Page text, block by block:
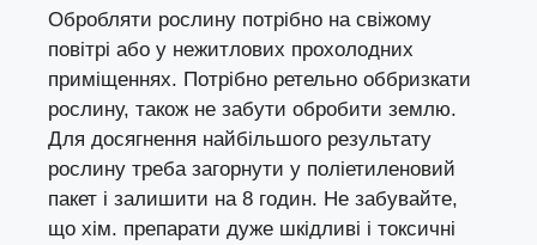
Обробляти рослину потрібно на свіжому
повітрі або у нежитлових прохолодних
приміщеннях. Потрібно ретельно оббризкати
рослину, також не забути обробити землю.
Для досягнення найбільшого результату
рослину треба загорнути у поліетиленовий
пакет і залишити на 8 годин. Не забувайте,
що хім. препарати дуже шкідливі і токсичні